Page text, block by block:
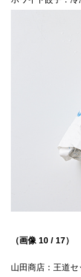
（画像 10 / 17）
山田商店：王道セ